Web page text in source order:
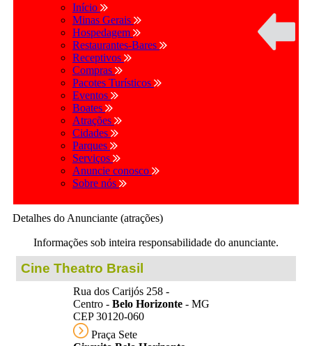
Início
Minas Gerais
Hospedagem
Restaurantes-Bares
Receptivos
Compras
Pacotes Turísticos
Eventos
Boates
Atrações
Cidades
Parques
Serviços
Anuncie conosco
Sobre nós
Detalhes do Anunciante (atrações)
Informações sob inteira responsabilidade do anunciante.
Cine Theatro Brasil
Rua dos Carijós 258 -
Centro - Belo Horizonte - MG
CEP 30120-060
Praça Sete